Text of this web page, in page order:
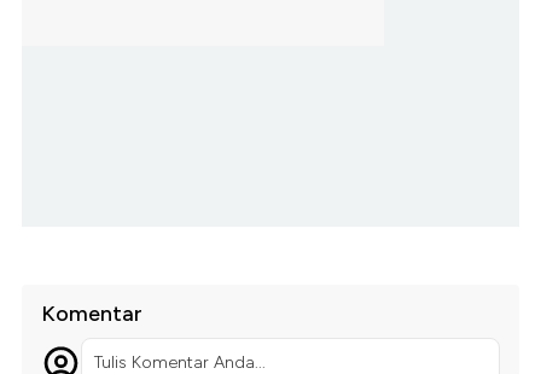
Komentar
Tulis Komentar Anda...